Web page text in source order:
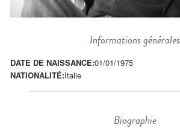
Informations générales
DATE DE NAISSANCE:01/01/1975
NATIONALITÉ:Italie
Biographie